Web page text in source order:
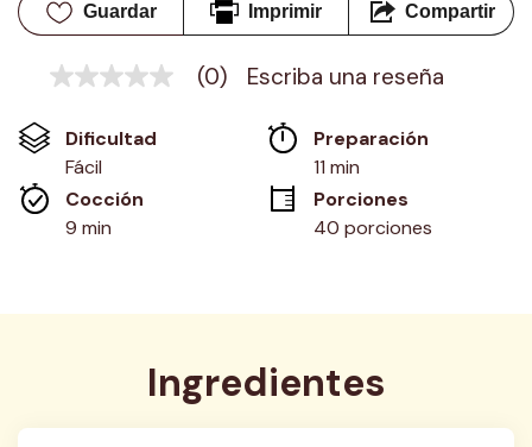
Guardar Imprimir Compartir
Sin
en
misma
página.
(0) Escriba una reseña
Dificultad
Fácil
Preparación
11 min
Cocción
9 min
Porciones
40 porciones
Ingredientes